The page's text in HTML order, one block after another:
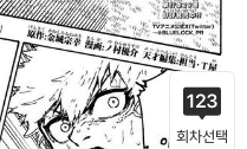
회차선택